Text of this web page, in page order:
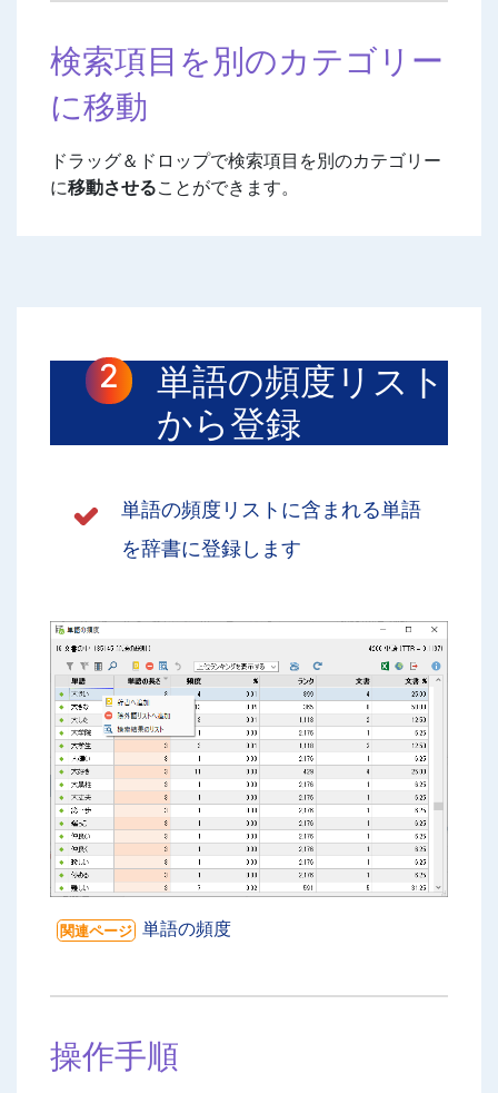
検索項目を別のカテゴリー
に移動
ドラッグ＆ドロップで検索項目を別のカテゴリー
に移動させることができます。
単語の頻度リスト
から登録
単語の頻度リストに含まれる単語
を辞書に登録します
関連ページ 単語の頻度
操作手順